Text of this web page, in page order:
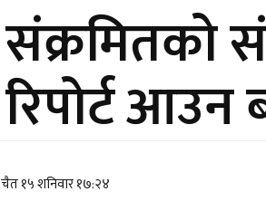
आउन
१५ शनिवार १७:२४